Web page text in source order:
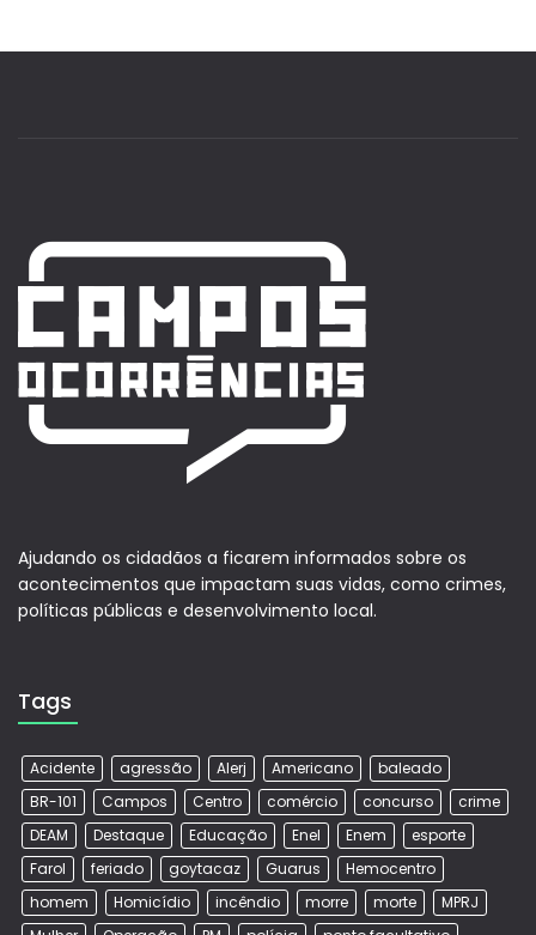
Ajudando os cidadãos a ficarem informados sobre os
acontecimentos que impactam suas vidas, como crimes,
políticas públicas e desenvolvimento local.
Tags
Acidente agressão Alerj Americano
baleado
BR-101
Campos Centro comércio concurso
crime
DEAM
Destaque Educação Enel Enem
esporte
Farol
feriado goytacaz Guarus
Hemocentro
homem
Homicídio incêndio morre morte
MPRJ